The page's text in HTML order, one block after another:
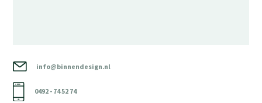
info@binnendesign.nl
0492 - 74 52 74